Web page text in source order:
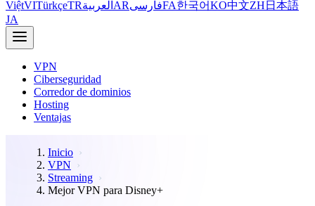
ViệtVITürkçeTRالعربية ARفارسیFA한국어KO中文ZH 日本語
JA
VPN
Ciberseguridad
Corredor de dominios
Hosting
Ventajas
Inicio
VPN
Streaming
Mejor VPN para Disney+